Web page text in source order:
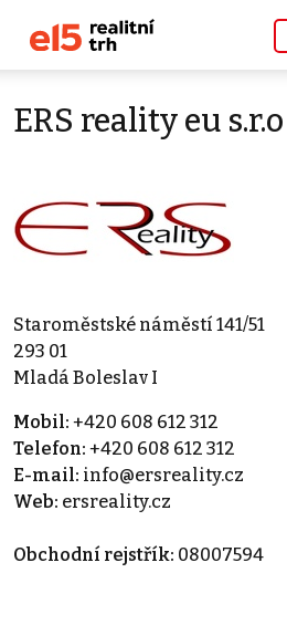
ERS reality eu s.r.o
Staroměstské náměstí 141/51
293 01
Mladá Boleslav I
Mobil: +420 608 612 312
Telefon: +420 608 612 312
E-mail: info@ersreality.cz
Web: ersreality.cz
Obchodní rejstřík: 08007594